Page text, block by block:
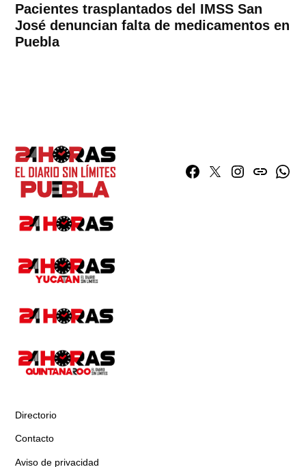
Pacientes trasplantados del IMSS San
José denuncian falta de medicamentos en
Puebla
Facebook
TwitterInstagram
issuu
Directorio
Contacto
Aviso de privacidad